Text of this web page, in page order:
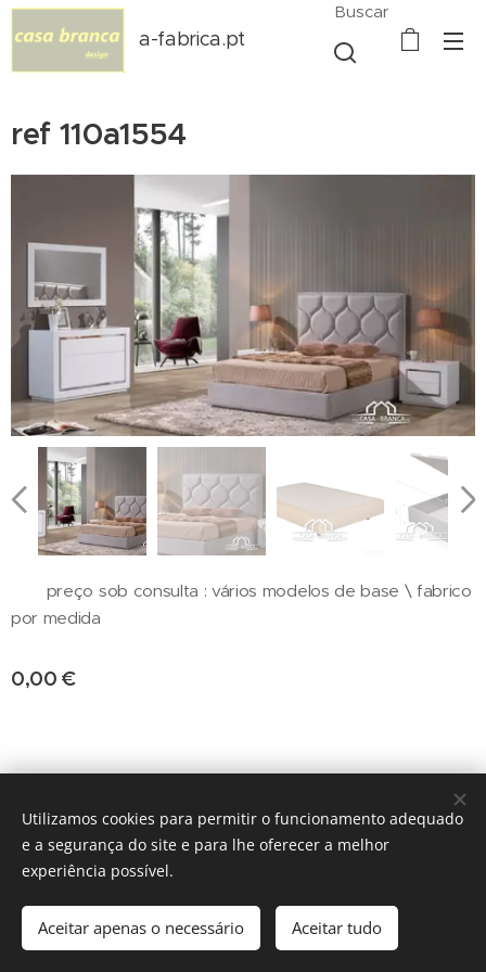
a-fabrica.pt
Buscar
ref 110a1554
preço sob consulta : vários modelos de base \ fabrico
por medida
0,00 €
Adicionar ao carrinho
fabrico x medida
Cookies
Utilizamos cookies para permitir o funcionamento adequado
e a segurança do site e para lhe oferecer a melhor
experiência possível.
Aceitar apenas o necessário Aceitar tudo